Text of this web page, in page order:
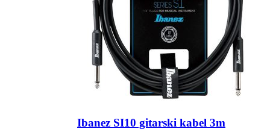
Ibanez SI10 gitarski kabel 3m